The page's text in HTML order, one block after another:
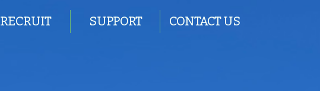
RECRUIT SUPPORT CONTACT US